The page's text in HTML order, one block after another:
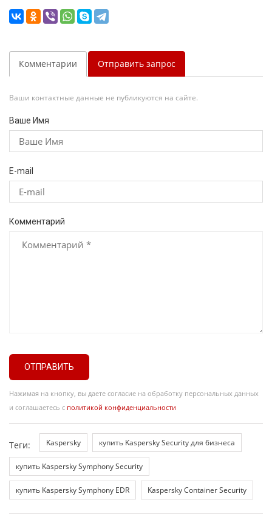
Комментарии Отправить запрос
Ваши контактные данные не публикуются на сайте.
Ваше Имя
E-mail
Комментарий
ОТПРАВИТЬ
Нажимая на кнопку, вы даете согласие на обработку персональных данных
и соглашаетесь с политикой конфиденциальности
Теги: Kaspersky купить Kaspersky Security для бизнеса
купить Kaspersky Symphony Security
купить Kaspersky Symphony EDR Kaspersky Container Security